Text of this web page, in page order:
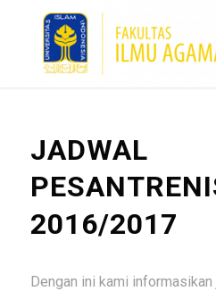
JADWAL
2016/2017
Dengan ini kami